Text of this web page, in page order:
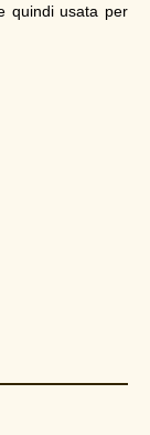
quindi usata per